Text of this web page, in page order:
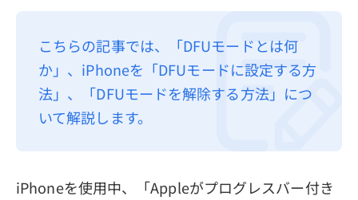
プライバシーポリシー
利用規約
返金について
こちらの記事では、「DFUモードとは何
か」、iPhoneを「DFUモードに設定する方
法」、「DFUモードを解除する方法」につ
いて解説します。
iPhoneを使用中、「Appleがプログレスバー付き